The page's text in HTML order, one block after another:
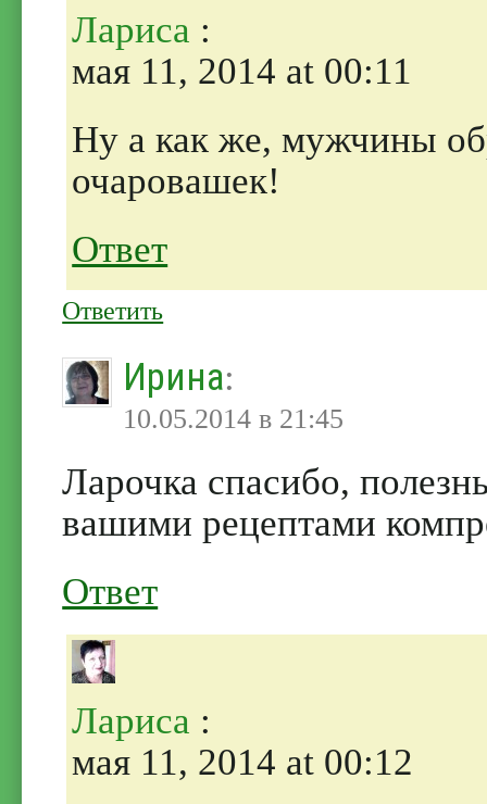
Лариса :
мая 11, 2014 at 00:11
Ну а как же, мужчины
очаровашек!
Ответ
Ответить
Ирина:
10.05.2014 в 21:45
Ларочка спасибо,
вашими рецептами
Ответ
Лариса :
мая 11, 2014 at 00:12